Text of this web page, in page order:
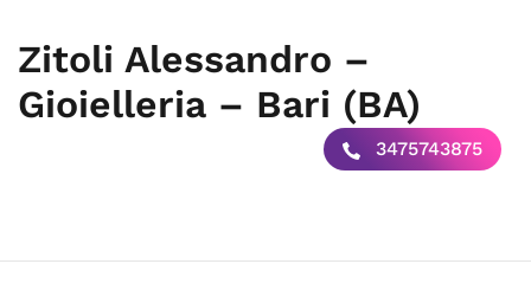
Zitoli Alessandro –
Gioielleria – Bari (BA)
3475743875